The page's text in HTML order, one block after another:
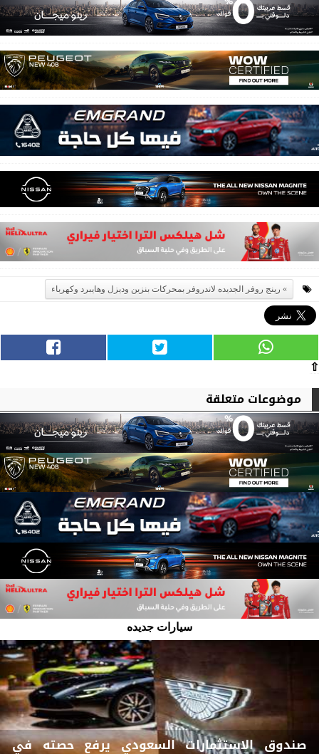
رينج روفر الجديده لاندروفر بمحركات بنزين وديزل وهايبرد وكهرباء
⇧
موضوعات متعلقة
سيارات جديده
صندوق الاستثمارات السعودي يرفع حصته في